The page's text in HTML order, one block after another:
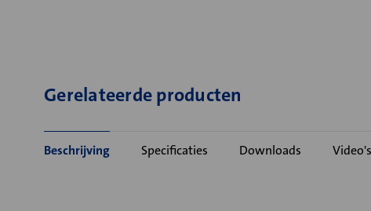
Gerelateerde producten
Beschrijving Specificaties Downloads Video's